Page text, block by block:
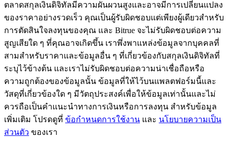
ได้รับ
พาวเวอร์พิกกี้
รับรางวัลการแข่งขันทุกวัน
ตลาดสกุลเงินดิจิทัลมีความผันผวนสูงและอาจมีการเปลี่ยนแปลง
ของราคาอย่างรวดเร็ว คุณเป็นผู้รับผิดชอบแต่เพียงผู้เดียวสำหรับ
การตัดสินใจลงทุนของคุณ และ Bitrue จะไม่รับผิดชอบต่อความ
สูญเสียใด ๆ ที่คุณอาจเกิดขึ้น เราพึ่งพาแหล่งข้อมูลจากบุคคลที่
สามสำหรับราคาและข้อมูลอื่น ๆ ที่เกี่ยวข้องกับสกุลเงินดิจิทัลที่
ระบุไว้ข้างต้น และเราไม่รับผิดชอบต่อความน่าเชื่อถือหรือ
ความถูกต้องของข้อมูลนั้น ข้อมูลที่ให้ไว้บนแพลตฟอร์มนี้และ
วัสดุที่เกี่ยวข้องใด ๆ มีวัตถุประสงค์เพื่อให้ข้อมูลเท่านั้นและไม่
ควรถือเป็นคำแนะนำทางการเงินหรือการลงทุน สำหรับข้อมูล
เพิ่มเติม โปรดดูที่ ข้อกำหนดการใช้งาน และ นโยบายความเป็น
ส่วนตัว ของเรา